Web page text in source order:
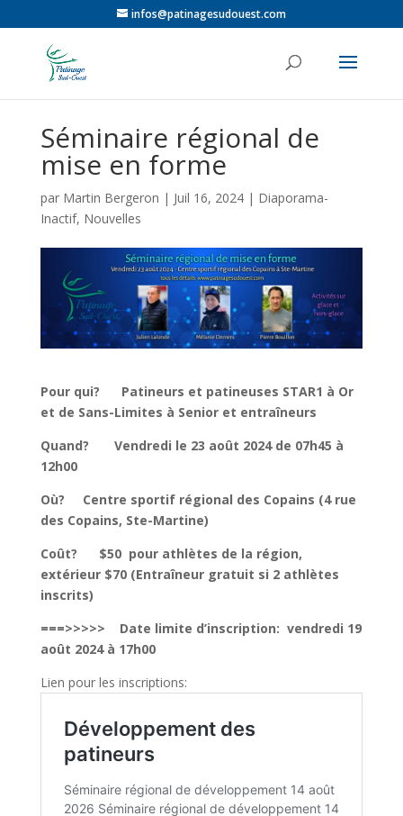
infos@patinagesudouest.com
Séminaire régional de
mise en forme
par Martin Bergeron | Juil 16, 2024| Diaporama-
Inactif, Nouvelles
Pour qui? Patineurs et patineuses STAR1 à Or
et de Sans-Limites à Senior et entraîneurs
Quand?
Vendredi le 23 août 2024 de 07h45 à
12h00
Où?
Centre sportif régional des Copains (4 rue
des Copains, Ste-Martine)
Coût?
$50 pour athlètes de la région,
extérieur $70 (Entraîneur gratuit si 2 athlètes
inscrits)
===>>>>> Date limite d’inscription: vendredi 19
août 2024 à 17h00
Lien pour les inscriptions: